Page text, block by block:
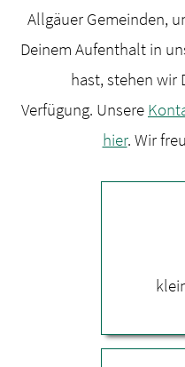
Allgäuer Gemeinden,
Deinem Aufenthalt in
hast, stehen wir
Verfügung. Unsere
hier. Wir